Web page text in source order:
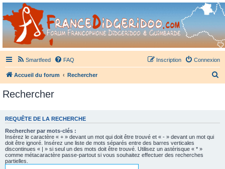
France Didgeridoo
Didgeridoo et Guimbarde sur France Didgeridoo - retrouvez la communauté.
Smartfeed FAQ Connexion
Inscription
Accueil du forum Rechercher
e
Rechercher
REQUÊTE DE LA RECHERCHE
Rechercher par mots-clés :
Insérez le caractère « + » devant un mot qui doit être trouvé et « - » devant un mot qui
doit être ignoré. Insérez une liste de mots séparés entre des barres verticales
discontinues « | » si seul un des mots doit être trouvé. Utilisez un astérisque « * »
comme métacaractère passe-partout si vous souhaitez effectuer des recherches
partielles.